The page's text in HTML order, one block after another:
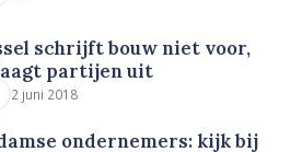
schrijft bouw niet voor,
partijen uit
2 juni 2018
ondernemers: kijk bij